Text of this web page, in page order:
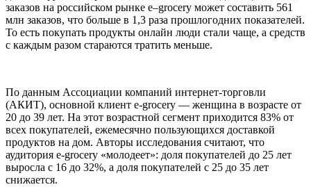
заказов на российском рынке e–grocery может составить 561
млн заказов, что больше в 1,3 раза прошлогодних показателей.
То есть покупать продукты онлайн люди стали чаще, а средств
с каждым разом стараются тратить меньше.
По данным Ассоциации компаний интернет-торговли
(АКИТ), основной клиент e-grocery — женщина в возрасте от
20 до 39 лет. На этот возрастной сегмент приходится 83% от
всех покупателей, ежемесячно пользующихся доставкой
продуктов на дом. Авторы исследования считают, что
аудитория e-grocery «молодеет»: доля покупателей до 25 лет
выросла с 16 до 32%, а доля покупателей с 25 до 35 лет
снижается.